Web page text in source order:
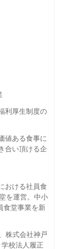
利厚生制度の
値ある食事に
合い頂ける企
おける社員食
を運営。中小
食堂事業を新
株式会社神戸
校法人履正